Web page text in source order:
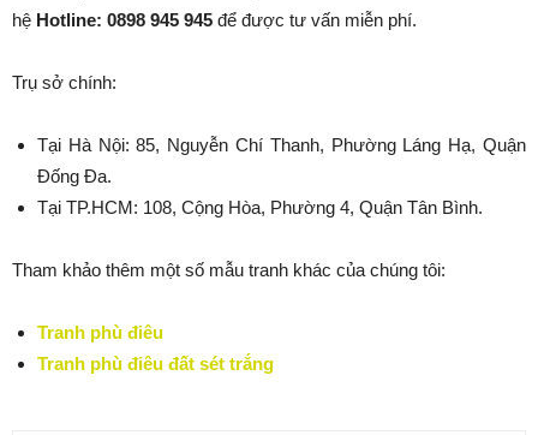
hệ Hotline: 0898 945 945 để được tư vấn miễn phí.
Trụ sở chính:
Tại Hà Nội: 85, Nguyễn Chí Thanh, Phường Láng Hạ, Quận
Đống Đa.
Tại TP.HCM: 108, Cộng Hòa, Phường 4, Quận Tân Bình.
Tham khảo thêm một số mẫu tranh khác của chúng tôi:
Tranh phù điêu
Tranh phù điêu đất sét trắng